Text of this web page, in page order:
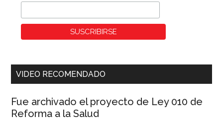
VIDEO RECOMENDADO
Fue archivado el proyecto de Ley 010 de
Reforma a la Salud